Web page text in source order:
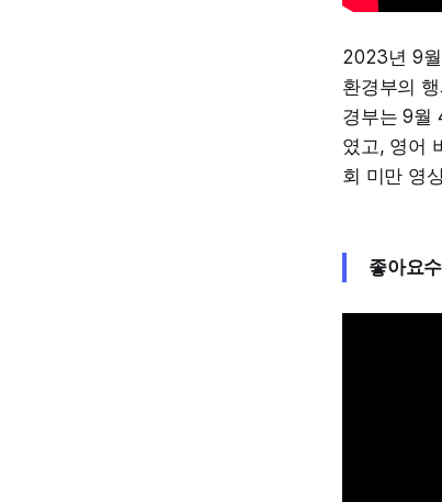
2023년 9
환경부의
경부는 9월
였고, 영어
회 미만 영
좋아요